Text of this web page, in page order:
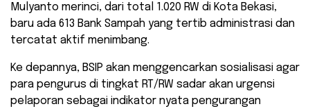
​Mulyanto merinci, dari total 1.020 RW di Kota Bekasi,
baru ada 613 Bank Sampah yang tertib administrasi dan
tercatat aktif menimbang.
Ke depannya, BSIP akan menggencarkan sosialisasi agar
para pengurus di tingkat RT/RW sadar akan urgensi
pelaporan sebagai indikator nyata pengurangan